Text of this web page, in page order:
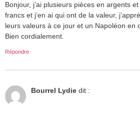
Bonjour, j’ai plusieurs pièces en argents
francs et j’en ai qui ont de la valeur,
leurs valeurs à ce jour et un Napoléon en
Bien cordialement.
Répondre
Bourrel Lydie dit :